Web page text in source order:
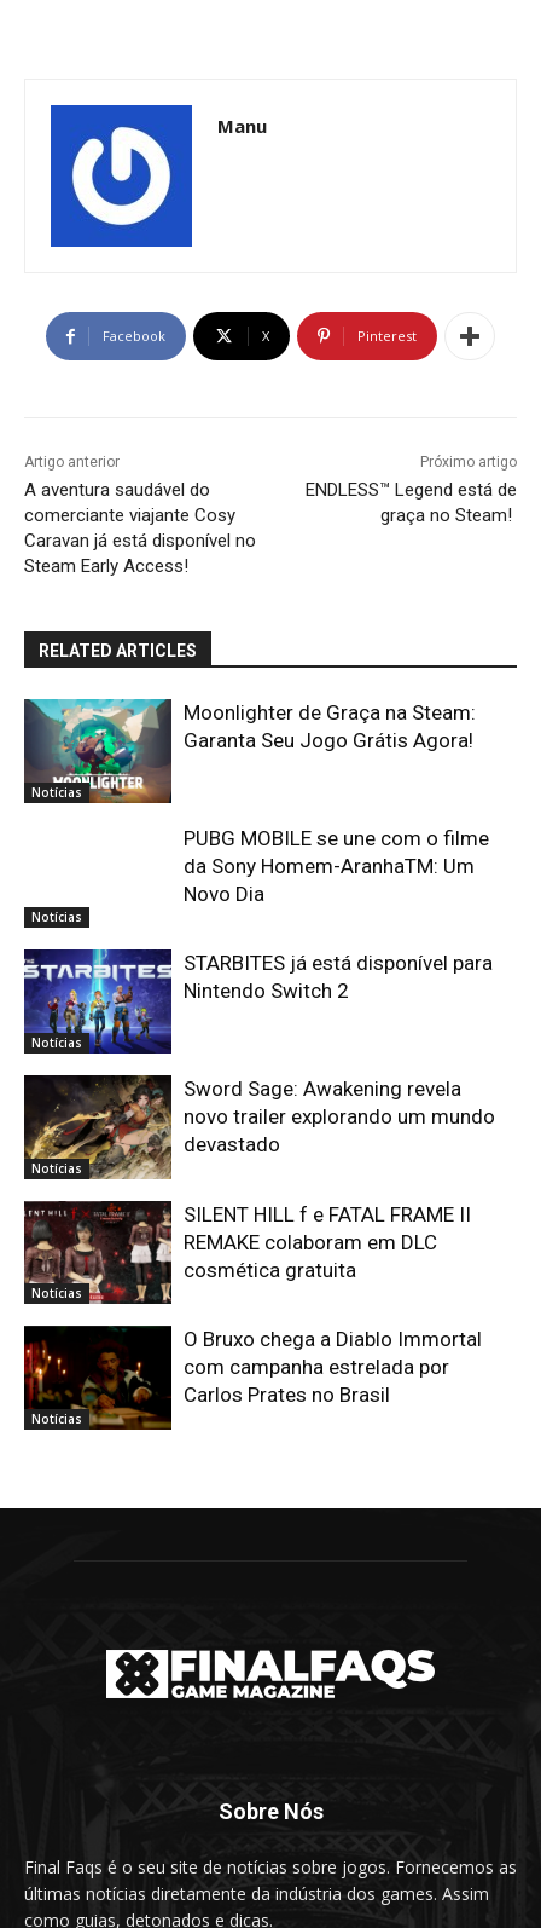
Manu
Facebook X Pinterest
Artigo anterior
A aventura saudável do
comerciante viajante Cosy
Caravan já está disponível no
Steam Early Access!
Próximo artigo
ENDLESS™ Legend está de
graça no Steam!
RELATED ARTICLES
Notícias
Moonlighter de Graça na Steam:
Garanta Seu Jogo Grátis Agora!
Notícias
PUBG MOBILE se une com o filme
da Sony Homem-AranhaTM: Um
Novo Dia
Notícias
STARBITES já está disponível para
Nintendo Switch 2
Notícias
Sword Sage: Awakening revela
novo trailer explorando um mundo
devastado
Notícias
SILENT HILL f e FATAL FRAME II
REMAKE colaboram em DLC
cosmética gratuita
Notícias
O Bruxo chega a Diablo Immortal
com campanha estrelada por
Carlos Prates no Brasil
Sobre Nós
Final Faqs é o seu site de notícias sobre jogos. Fornecemos as
últimas notícias diretamente da indústria dos games. Assim
como guias, detonados e dicas.